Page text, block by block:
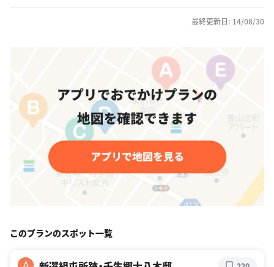
最終更新日: 14/08/30
このプランのスポット一覧
A